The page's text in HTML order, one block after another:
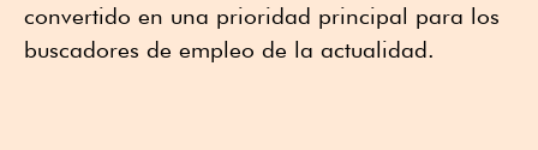
convertido en una prioridad principal para los
buscadores de empleo de la actualidad.